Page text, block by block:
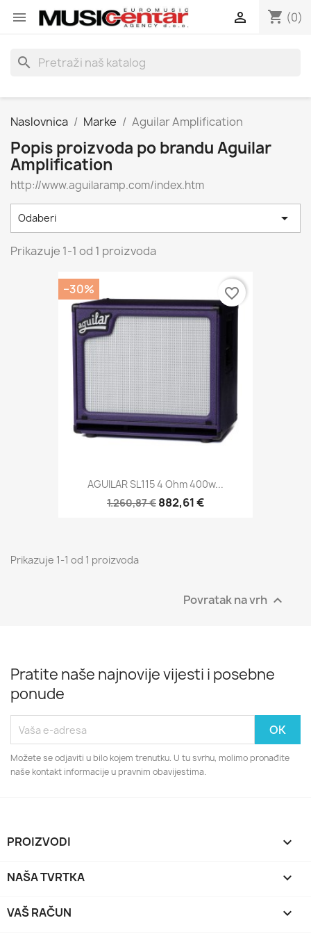
 shopping_cart (0)

search
Naslovnica Marke Aguilar Amplification
Popis proizvoda po brandu Aguilar
Amplification
http://www.aguilaramp.com/index.htm
Odaberi 
Prikazuje 1-1 od 1 proizvoda
AGUILAR SL115 4 Ohm 400w...
1.260,87 € 882,61 €
−30% favorite_border
Prikazuje 1-1 od 1 proizvoda
Povratak na vrh 
Pratite naše najnovije vijesti i posebne
ponude
Možete se odjaviti u bilo kojem trenutku. U tu svrhu, molimo pronađite
naše kontakt informacije u pravnim obavijestima.
PROIZVODI 
NAŠA TVRTKA 
VAŠ RAČUN 